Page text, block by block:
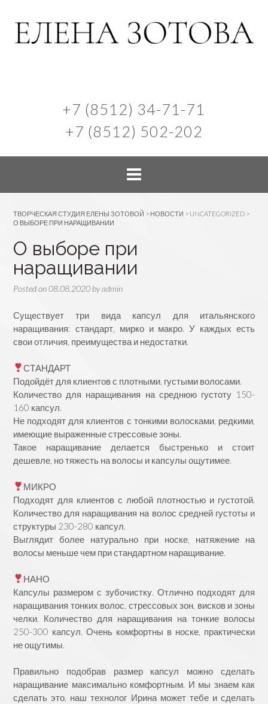
+7 (8512) 34-71-71
+7 (8512) 502-202
ТВОРЧЕСКАЯ СТУДИЯ ЕЛЕНЫ ЗОТОВОЙ > НОВОСТИ > UNCATEGORIZED >
О ВЫБОРЕ ПРИ НАРАЩИВАНИИ
О выборе при
наращивании
Posted on08.08.2020 byadmin
Существует три вида капсул для итальянского
наращивания: стандарт, мирко и макро. У каждых есть
свои отличия, преимущества и недостатки.
СТАНДАРТ
Подойдёт для клиентов с плотными, густыми волосами.
Количество для наращивания на среднюю густоту 150-
160 капсул.
Не подходят для клиентов с тонкими волосками, редкими,
имеющие выраженные стрессовые зоны.
Такое наращивание делается быстренько и стоит
дешевле, но тяжесть на волосы и капсулы ощутимее.
МИКРО
Подходят для клиентов с любой плотностью и густотой.
Количество для наращивания на волос средней густоты и
структуры 230-280 капсул.
Выглядит более натурально при носке, натяжение на
волосы меньше чем при стандартном наращивание.
НАНО
Капсулы размером с зубочистку. Отлично подходят для
наращивания тонких волос, стрессовых зон, висков и зоны
челки. Количество для наращивания на тонкие волосы
250-300 капсул. Очень комфортны в носке, практически
не ощутимы.
Правильно подобрав размер капсул можно сделать
наращивание максимально комфортным. И мы знаем как
сделать это, наш технолог Ирина может тебе и сделать